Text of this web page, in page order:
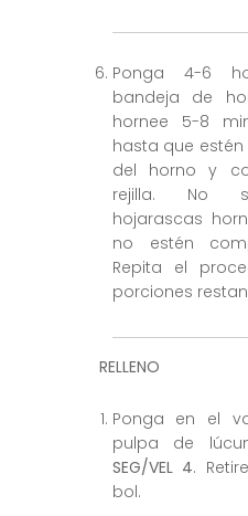
Ponga 4-6
bandeja de
hornee 5-8
hasta que
del horno y
rejilla. No
hojarascas
no estén
Repita el
porciones
RELLENO
Ponga en el
pulpa de
SEG/VEL 4.
bol.